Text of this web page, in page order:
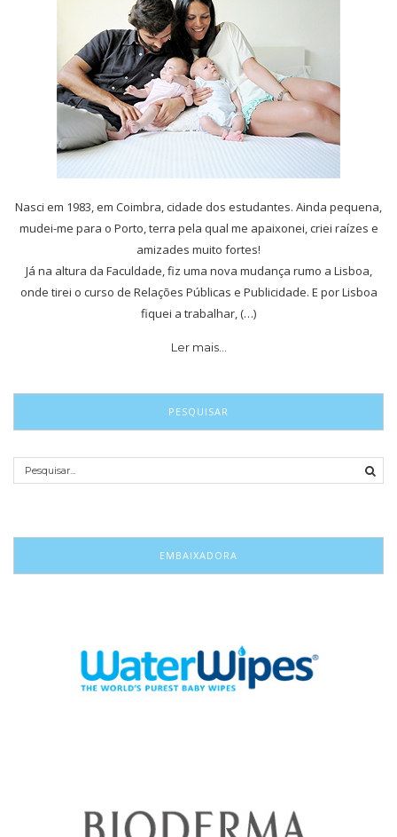
Nasci em 1983, em Coimbra, cidade dos estudantes. Ainda pequena,
mudei-me para o Porto, terra pela qual me apaixonei, criei raízes e
amizades muito fortes!
Já na altura da Faculdade, fiz uma nova mudança rumo a Lisboa,
onde tirei o curso de Relações Públicas e Publicidade. E por Lisboa
fiquei a trabalhar, (…)
Ler mais…
PESQUISAR
EMBAIXADORA